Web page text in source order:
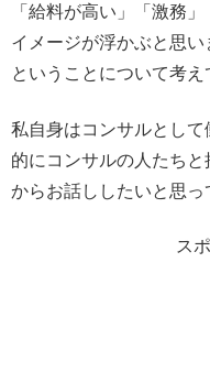
「給料が高い」「激務
イメージが浮かぶと思い
ということについて考え
私自身はコンサルとし
的にコンサルの人たち
からお話ししたいと思っ
ス